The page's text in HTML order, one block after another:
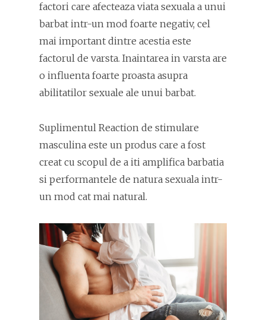
factori care afecteaza viata sexuala a unui
barbat intr-un mod foarte negativ, cel
mai important dintre acestia este
factorul de varsta. Inaintarea in varsta are
o influenta foarte proasta asupra
abilitatilor sexuale ale unui barbat.
Suplimentul Reaction de stimulare
masculina este un produs care a fost
creat cu scopul de a iti amplifica barbatia
si performantele de natura sexuala intr-
un mod cat mai natural.